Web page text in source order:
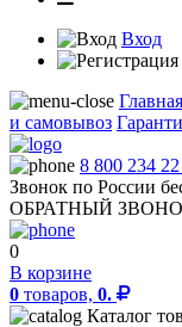
Вход
Главная
и самовывоз
8 800 234
Звонок по России
ОБРАТНЫЙ
0
В корзине
0 товаров, 0.
Каталог